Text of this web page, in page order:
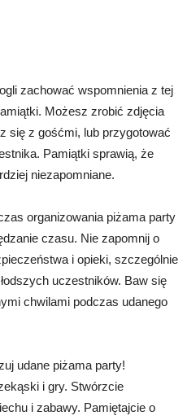
zachować wspomnienia z tej
Możesz zrobić zdjęcia
się z gośćmi, lub przygotować
Pamiątki sprawią, że
niezapomniane.
organizowania piżama party
czasu. Nie zapomnij o
i opieki, szczególnie
uczestników. Baw się
chwilami podczas udanego
udane piżama party!
i gry. Stwórzcie
i zabawy. Pamiętajcie o